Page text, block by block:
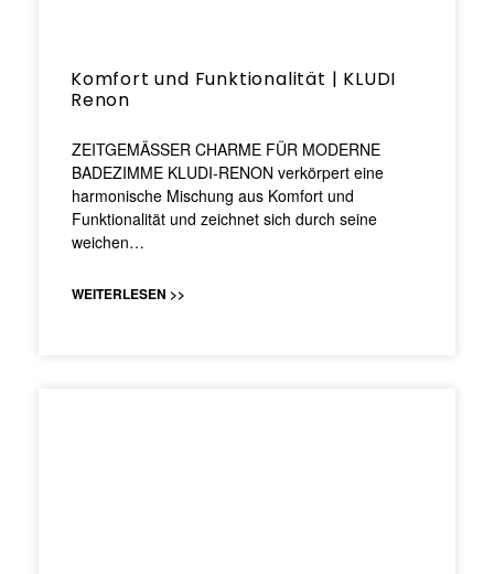
Komfort und Funktionalität | KLUDI
Renon
ZEITGEMÄSSER CHARME FÜR MODERNE
BADEZIMME KLUDI-RENON verkörpert eine
harmonische Mischung aus Komfort und
Funktionalität und zeichnet sich durch seine
weichen…
WEITERLESEN >>